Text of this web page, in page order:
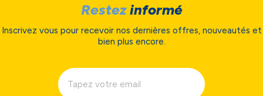
Restezinformé
Inscrivez vous pour recevoir nos dernières offres, nouveautés et
bien plus encore.